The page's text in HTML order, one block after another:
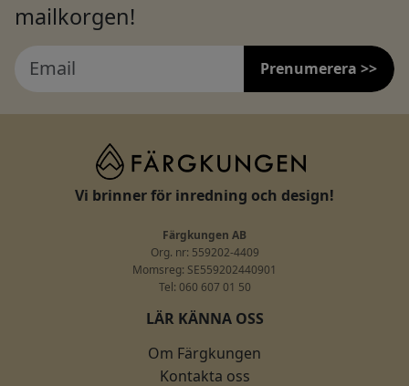
mailkorgen!
Prenumerera >>
Vi brinner för inredning och design!
Färgkungen AB
Org. nr: 559202-4409
Momsreg: SE559202440901
Tel: 060 607 01 50
LÄR KÄNNA OSS
Om Färgkungen
Kontakta oss